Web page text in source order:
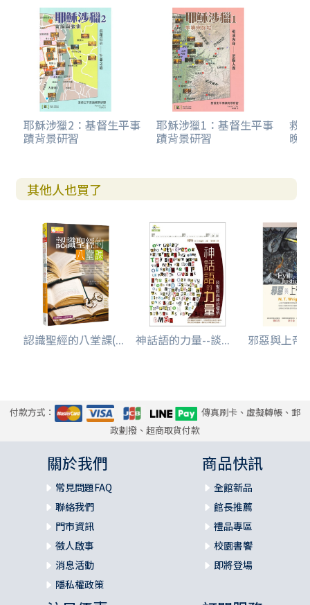
耶穌涉獵2：基督生平事
蹟背景研習
耶穌涉獵1：基督生平事
蹟背景研習
救
晚
其他人也買了
認識聖經的八堂課(... 神話語的力量--談... 邪惡與上帝
付款方式：
傳真刷卡、虛擬轉帳、郵
政劃撥、超商取貨付款
關於我們
常見問題FAQ
聯絡我們
門市資訊
徵人啟事
消息活動
隱私權政策
商品快訊
全館新品
館長推薦
禮品專區
校園書饗
即將登場